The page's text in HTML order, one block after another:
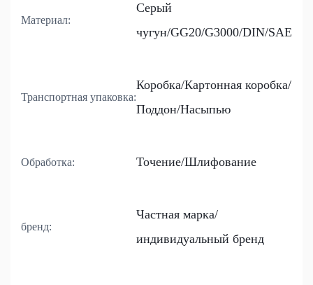
Материал:
Серый
чугун/GG20/G3000/DIN/SAE
Транспортная упаковка:
Коробка/Картонная коробка/
Поддон/Насыпью
Обработка: Точение/Шлифование
бренд:
Частная марка/
индивидуальный бренд